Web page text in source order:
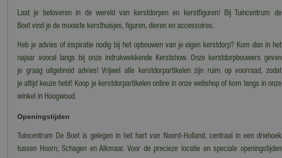
Laat je betoveren in de wereld van kerstdorpen en kerstfiguren! Bij Tuincentrum de
Boet vind je de mooiste kersthuisjes, figuren, dieren en accessoires.
Heb je advies of inspiratie nodig bij het opbouwen van je eigen kerstdorp? Kom dan in het
najaar vooral langs bij onze indrukwekkende Kerstshow. Onze kerstdorpbouwers geven
je graag uitgebreid advies! Vrijwel alle kerstdorpartikelen zijn ruim op voorraad, zodat
je altijd keuze hebt! Koop je kerstdorpartikelen online in onze webshop of kom langs in onze
winkel in Hoogwoud.
Openingstijden
Tuincentrum De Boet is gelegen in het hart van Noord-Holland, centraal in een driehoek
tussen Hoorn, Schagen en Alkmaar. Voor de precieze locatie en speciale openingstijden